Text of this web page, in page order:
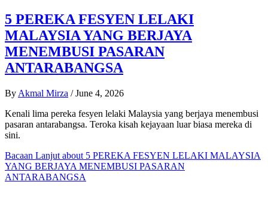
5 PEREKA FESYEN LELAKI
MALAYSIA YANG BERJAYA
MENEMBUSI PASARAN
ANTARABANGSA
By Akmal Mirza / June 4, 2026
Kenali lima pereka fesyen lelaki Malaysia yang berjaya menembusi
pasaran antarabangsa. Teroka kisah kejayaan luar biasa mereka di
sini.
Bacaan Lanjut about 5 PEREKA FESYEN LELAKI MALAYSIA
YANG BERJAYA MENEMBUSI PASARAN
ANTARABANGSA